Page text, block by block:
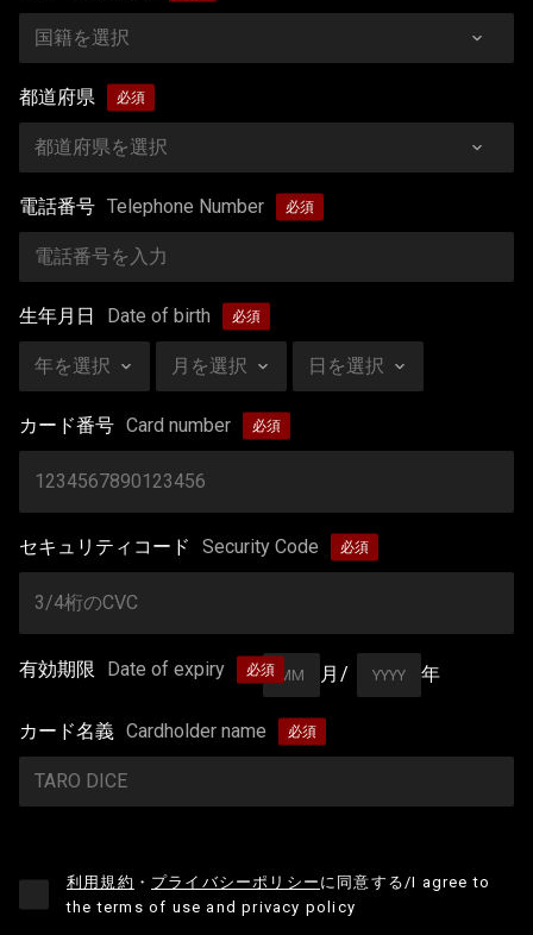
都道府県
電話番号 Telephone Number
生年月日 Date of birth
カード番号 Card number
セキュリティコード Security Code
有効期限 Date of expiry 月/ 年
カード名義 Cardholder name
利用規約 ・ プライバシーポリシー に同意する /I agree to
the terms of use and privacy policy